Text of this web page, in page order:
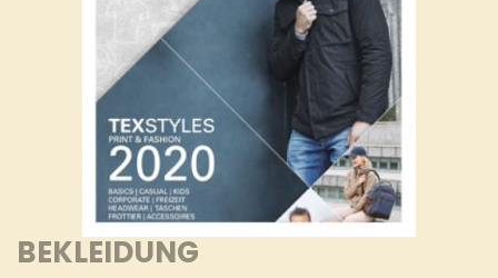
BEKLEIDUNG